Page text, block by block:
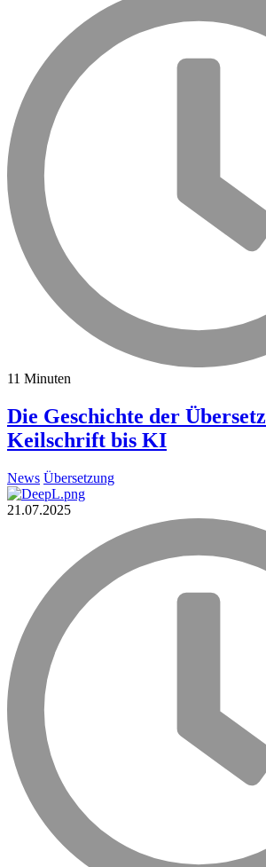
11 Minuten
Die Geschichte der
Keilschrift bis KI
News Übersetzung
21.07.2025